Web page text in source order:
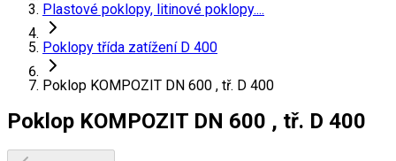
Plastové poklopy, litinové poklopy....
Poklopy třída zatížení D 400
Poklop KOMPOZIT DN 600 , tř. D 400
Poklop KOMPOZIT DN 600 , tř. D 400